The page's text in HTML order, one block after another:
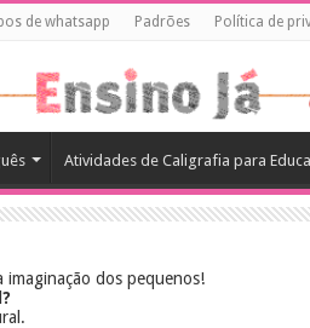
de whatsapp Padrões Política de
Atividades de Caligrafia para
imaginação dos pequenos!